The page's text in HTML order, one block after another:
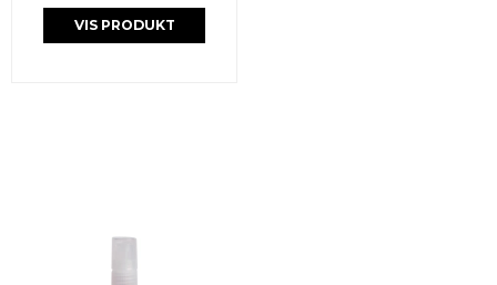
VIS PRODUKT